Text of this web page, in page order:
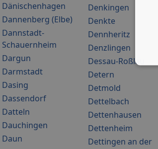
Dänischenhagen
Dannenberg (Elbe)
Dannstadt-
Schauernheim
Dargun
Darmstadt
Dasing
Dassendorf
Datteln
Dauchingen
Daun
Denkingen
Denkte
Dennheritz
Denzlingen
Dessau-Roßlau
Detern
Detmold
Dettelbach
Dettenhausen
Dettenheim
Dettingen an der